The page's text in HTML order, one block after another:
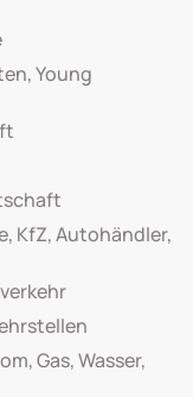
Young
KfZ, Autohändler,
Gas, Wasser,